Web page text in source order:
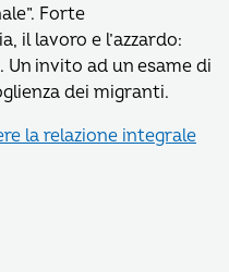
Forte
il lavoro e l’azzardo:
invito ad un esame di
dei migranti.
la relazione integrale